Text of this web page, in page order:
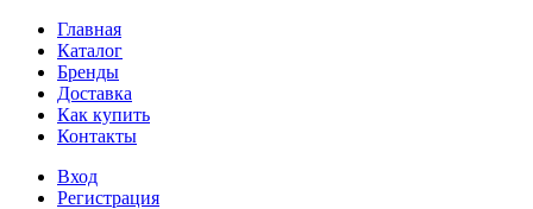
Главная
Каталог
Бренды
Доставка
Как купить
Контакты
Вход
Регистрация